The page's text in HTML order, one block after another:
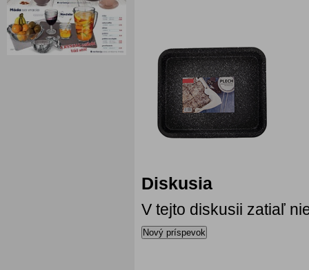
Diskusia
V tejto diskusii zatiaľ
Nový príspevok